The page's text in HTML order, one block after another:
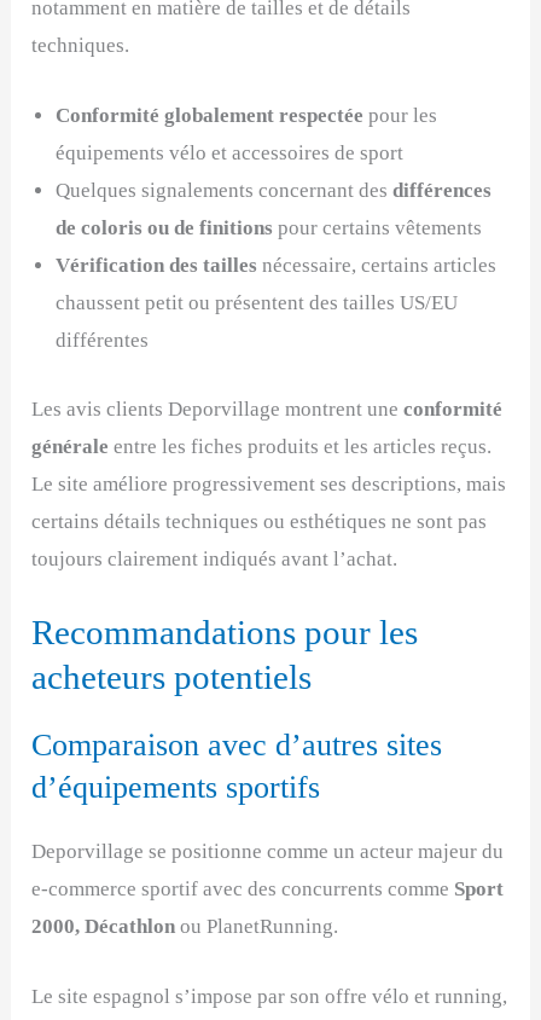
notamment en matière de tailles et de détails
techniques.
Conformité globalement respectée pour les
équipements vélo et accessoires de sport
Quelques signalements concernant desdifférences
de coloris ou de finitions pour certains vêtements
Vérification des tailles nécessaire, certains articles
chaussent petit ou présentent des tailles US/EU
différentes
Les avis clients Deporvillage montrent uneconformité
générale entre les fiches produits et les articles reçus.
Le site améliore progressivement ses descriptions, mais
certains détails techniques ou esthétiques ne sont pas
toujours clairement indiqués avant l’achat.
Recommandations pour les
acheteurs potentiels
Comparaison avec d’autres sites
d’équipements sportifs
Deporvillage se positionne comme un acteur majeur du
e-commerce sportif avec des concurrents comme Sport
2000, Décathlon ou PlanetRunning.
Le site espagnol s’impose par son offre vélo et running,